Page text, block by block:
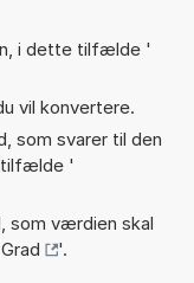
i dette tilfælde '
vil konvertere.
som svarer til den
tilfælde '
som værdien skal
Grad '.